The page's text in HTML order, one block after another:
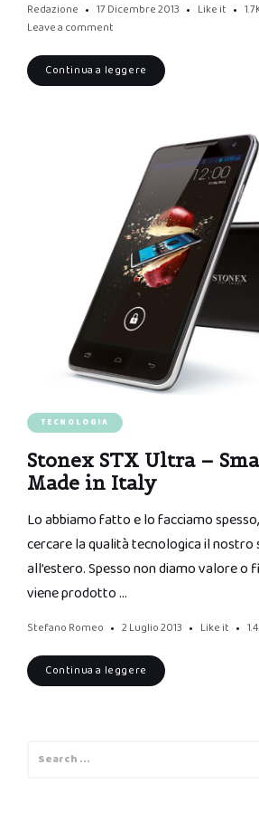
Redazione 17 Dicembre 2013 Like it
Leave a comment
Continua a leggere
TECNOLOGIA
Stonex STX Ultra –
Made in Italy
Lo abbiamo fatto e lo facciamo
cercare la qualità tecnologica il nostro
all’estero. Spesso non diamo valore o
viene prodotto …
Stefano Romeo 2 Luglio 2013 Like it
Continua a leggere
for: